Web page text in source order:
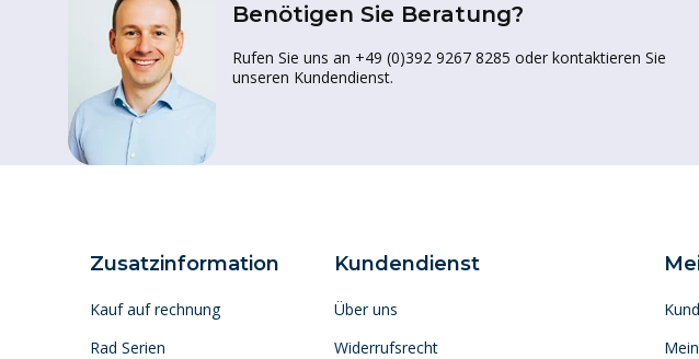
Benötigen Sie Beratung?
Rufen Sie uns an +49 (0)392 9267 8285 oder kontaktieren Sie
unseren Kundendienst.
Zusatzinformation
Kauf auf rechnung
Rad Serien
Kundendienst
Über uns
Widerrufsrecht